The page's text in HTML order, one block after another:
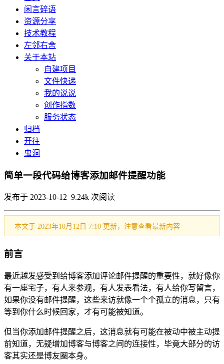
闲言碎语
资源分享
技术教程
左邻右舍
关于本站
自建项目
文件快递
我的说说
创作指数
服务状态
归档
开往
虫洞
简单一段代码给博客添加邮件提醒功能
发布于 2023-10-12 9.24k 次阅读
本文于 2023年10月12日 7:10 更新，注意查看最新内容
前言
最近越发感受到给博客添加评论邮件提醒的重要性，就好像你
有一座宅子，有人来参观，有人发表看法，有人给你写留言，
如果你没有邮件提醒，这些来访就像一个个孤立的消息，只有
等到你什么时候回家，才有可能被知道。
但当你添加邮件提醒之后，这消息就有可能在被动中被主动提
前知道，无疑增加博客与博客之间的连接性，毕竟大部分的访
客其实还是博友圈本身。